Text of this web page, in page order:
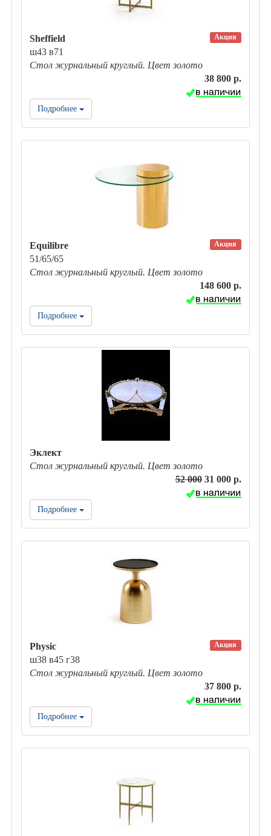
Акция
Sheffield
ш43 в71
Стол журнальный круглый. Цвет золото
38 800 р.
Подробнее
Акция
Equilibre
51/65/65
Стол журнальный круглый. Цвет золото
148 600 р.
Подробнее
Эклект
Стол журнальный круглый. Цвет золото
52 00031 000 р.
Подробнее
Акция
Physic
ш38 в45 г38
Стол журнальный круглый. Цвет золото
37 800 р.
Подробнее